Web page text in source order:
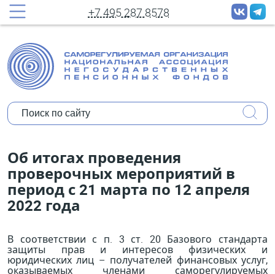
+7 495 287 8578
принудительных рассылок новостей
Полное имя:
Организация:
Уполномочены ли Вы представлять
мнение организации?
Коротко о себе:
Об итогах проведения
проверочных мероприятий в
период с 21 марта по 12 апреля
2022 года
В соответствии с п. 3 ст. 20 Базового стандарта
защиты прав и интересов физических и
юридических лиц – получателей финансовых услуг,
оказываемых членами саморегулируемых